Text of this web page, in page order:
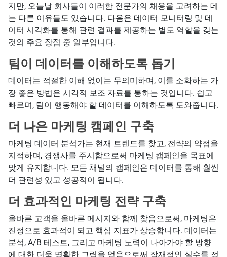
지만, 오늘날 회사들이 이러한 전문가의 채용을 고려하는 데
는 다른 이유들도 있습니다. 다음은 데이터 모니터링 및 데
이터 시각화를 통해 관련 결과를 제공하는 별도 역할을 갖는
것의 주요 장점 중 일부입니다.
팀이 데이터를 이해하도록 돕기
데이터는 적절한 이해 없이는 무의미하며, 이를 소화하는 가
장 좋은 방법은 시각적 보조 자료를 통하는 것입니다. 쉽고
빠르며, 팀이 행동해야 할 데이터를 이해하도록 도와줍니다.
더 나은 마케팅 캠페인 구축
마케팅 데이터 분석가는 현재 트렌드를 찾고, 전략의 약점을
지적하며, 경쟁사를 주시함으로써 마케팅 캠페인을 목표에
맞게 유지합니다. 모든 채널의 캠페인은 데이터를 통해 훨씬
더 관련성 있고 성공적이 됩니다.
더 효과적인 마케팅 전략 구축
올바른 고객을 올바른 메시지와 함께 찾음으로써, 마케팅은
진정으로 효과적이 되고 핵심 지표가 상승합니다. 데이터는
분석, A/B 테스트, 그리고 마케팅 노력이 나아가야 할 방향
에 대한 더욱 명확한 그림을 얻음으로써 잠재적인 실수를 정